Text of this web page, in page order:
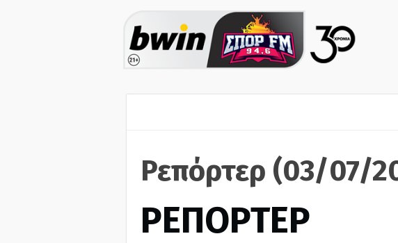
Ρεπόρτερ (03/07/
ΡΕΠΟΡΤΕΡ